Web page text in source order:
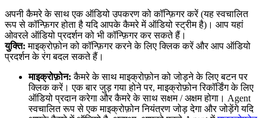
अपनी कैमरे के साथ एक ऑडियो उपकरण को कॉन्फ़िगर करें (यह स्वचालित
रूप से कॉन्फ़िगर होता है यदि आपके कैमरे में ऑडियो स्ट्रीम है)। आप यहां
ओवरले ऑडियो प्रदर्शन को भी कॉन्फ़िगर कर सकते हैं।
युक्ति: माइक्रोफ़ोन को कॉन्फ़िगर करने के लिए क्लिक करें और आप ऑडियो
प्रदर्शन के रंग बदल सकते हैं।
माइक्रोफ़ोन: कैमरे के साथ माइक्रोफ़ोन को जोड़ने के लिए बटन पर
क्लिक करें। एक बार जुड़ गया होने पर, माइक्रोफ़ोन रिकॉर्डिंग के लिए
ऑडियो प्रदान करेगा और कैमरे के साथ सक्षम / अक्षम होगा। Agent
स्वचालित रूप से एक माइक्रोफ़ोन नियंत्रण जोड़ देगा और जोड़ेंगे यदि